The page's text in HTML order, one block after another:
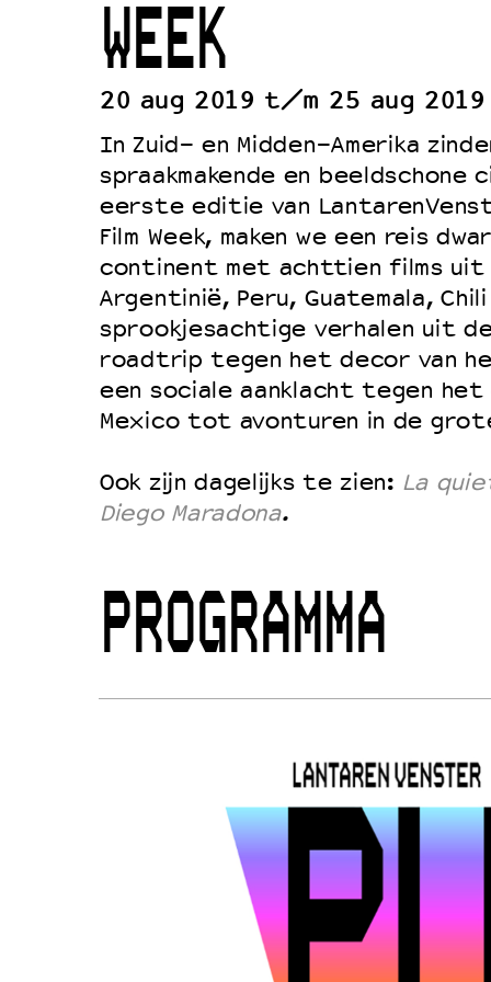
Duurzaamheid
Culturele boycot Israël
Ruimte voor artistieke vrijheid –
WEEK
20 aug 2019 t/m 25 aug 2019
In Zuid- en Midden-Amerika
spraakmakende en beeldschone
eerste editie van
Film Week, maken we een reis
continent met achttien films uit
Argentinië, Peru, Guatemala,
sprookjesachtige verhalen uit
roadtrip tegen het decor van
een sociale aanklacht tegen het
Mexico tot avonturen in de
Ook zijn dagelijks te zien: La
Diego Maradona.
PROGRAMMA